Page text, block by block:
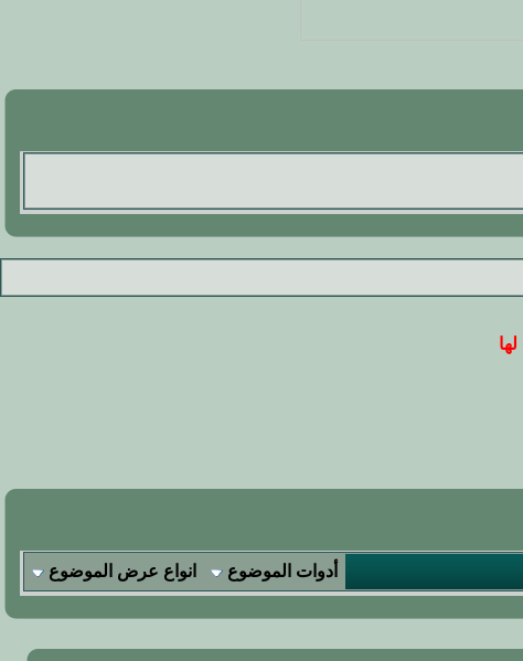
أدوات الموضوع انواع عرض الموضوع